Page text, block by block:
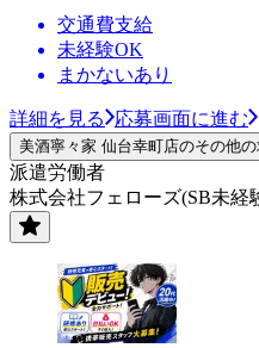
交通費支給
未経験OK
まかないあり
詳細を見る 応募画面に進む
美酒寧々家 仙台幸町店のその他
派遣労働者
株式会社フェローズ(SB未経